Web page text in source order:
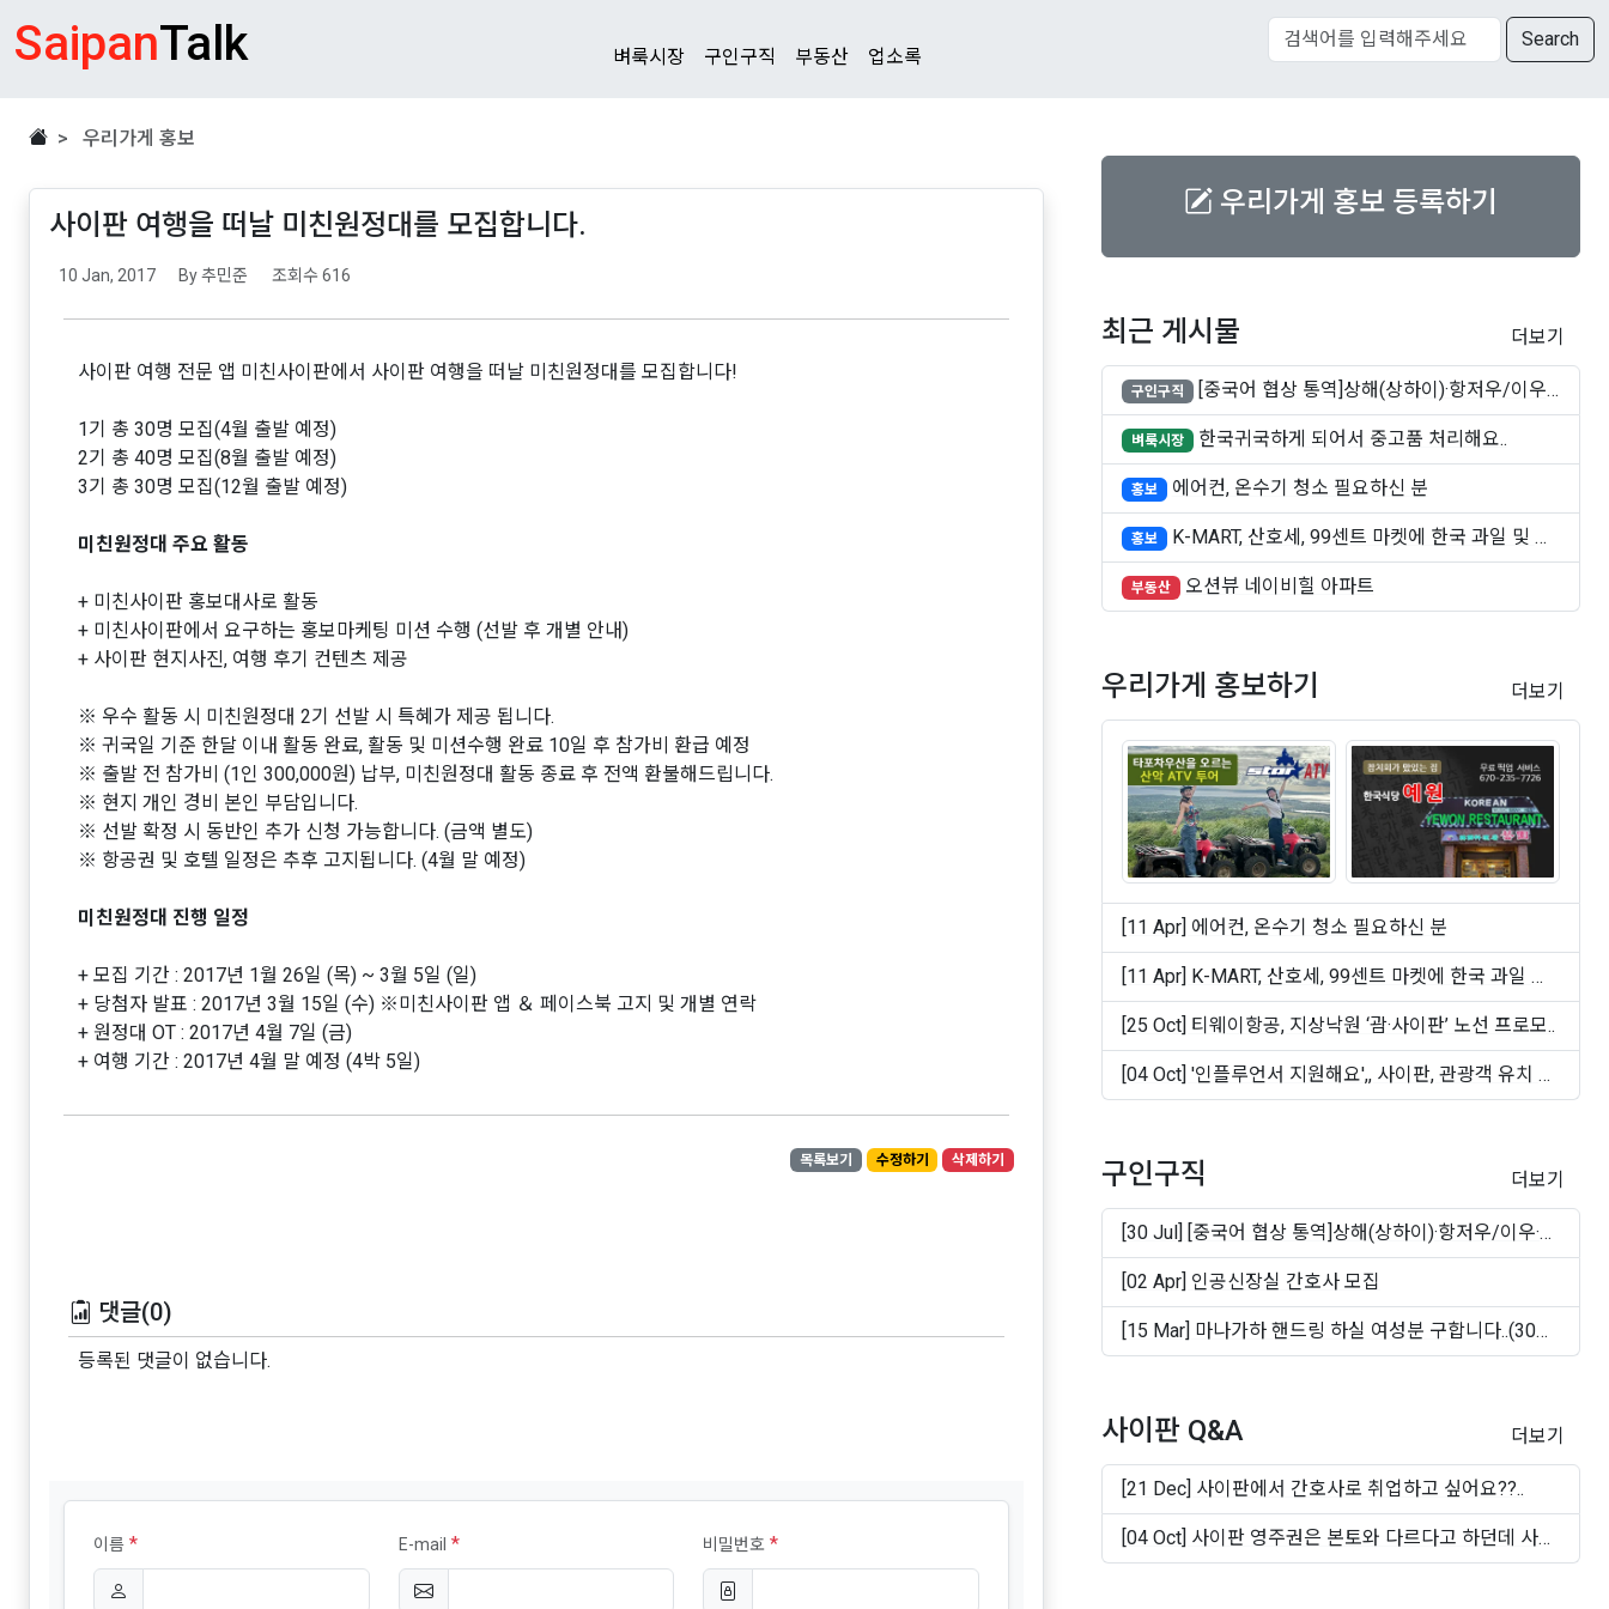
SaipanTalk 벼룩시장 구인구직 부동산 업소록
Search
> 우리가게 홍보
사이판 여행을 떠날 미친원정대를 모집합니다.
10 Jan, 2017 By 추민준 조회수 616
사이판 여행 전문 앱 미친사이판에서 사이판 여행을 떠날 미친원정대를 모집합니다!
1기 총 30명 모집(4월 출발 예정)
2기 총 40명 모집(8월 출발 예정)
3기 총 30명 모집(12월 출발 예정)
미친원정대 주요 활동
+ 미친사이판 홍보대사로 활동
+ 미친사이판에서 요구하는 홍보마케팅 미션 수행 (선발 후 개별 안내)
+ 사이판 현지사진, 여행 후기 컨텐츠 제공
※ 우수 활동 시 미친원정대 2기 선발 시 특혜가 제공 됩니다.
※ 귀국일 기준 한달 이내 활동 완료, 활동 및 미션수행 완료 10일 후 참가비 환급 예정
※ 출발 전 참가비 (1인 300,000원) 납부, 미친원정대 활동 종료 후 전액 환불해드립니다.
※ 현지 개인 경비 본인 부담입니다.
※ 선발 확정 시 동반인 추가 신청 가능합니다. (금액 별도)
※ 항공권 및 호텔 일정은 추후 고지됩니다. (4월 말 예정)
미친원정대 진행 일정
+ 모집 기간 : 2017년 1월 26일 (목) ~ 3월 5일 (일)
+ 당첨자 발표 : 2017년 3월 15일 (수) ※미친사이판 앱 ＆ 페이스북 고지 및 개별 연락
+ 원정대 OT : 2017년 4월 7일 (금)
+ 여행 기간 : 2017년 4월 말 예정 (4박 5일)
목록보기 수정하기 삭제하기
댓글(0)
등록된 댓글이 없습니다.
이름 * E-mail * 비밀번호 *
우리가게 홍보 등록하기
최근 게시물 더보기
구인구직
[중국어 협상 통역]상해(상하이)·항저우/이우·
쑤..
벼룩시장 한국귀국하게 되어서 중고품 처리해요..
홍보 에어컨, 온수기 청소 필요하신 분
홍보
K-MART, 산호세, 99센트 마켓에 한국 과일 및 빵
..
부동산 오션뷰 네이비힐 아파트
우리가게 홍보하기 더보기
[11 Apr] 에어컨, 온수기 청소 필요하신 분
[11 Apr] K-MART, 산호세, 99센트 마켓에 한국 과일 및
빵 ..
[25 Oct] 티웨이항공, 지상낙원 ‘괌·사이판’ 노선 프로모..
[04 Oct] '인플루언서 지원해요',, 사이판, 관광객 유치 마
케..
구인구직 더보기
[30 Jul] [중국어 협상 통역]상해(상하이)·항저우/이우·
쑤..
[02 Apr] 인공신장실 간호사 모집
[15 Mar] 마나가하 핸드링 하실 여성분 구합니다..(30대
~50십..
사이판 Q&A 더보기
[21 Dec] 사이판에서 간호사로 취업하고 싶어요??..
[04 Oct] 사이판 영주권은 본토와 다르다고 하던데 사실
인가..